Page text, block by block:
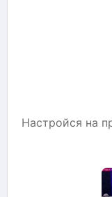
Настройся на